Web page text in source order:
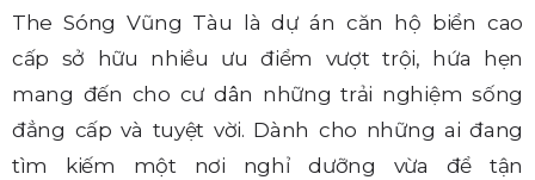
The Sóng Vũng Tàu là dự án căn hộ biển cao
cấp sở hữu nhiều ưu điểm vượt trội, hứa hẹn
mang đến cho cư dân những trải nghiệm sống
đẳng cấp và tuyệt vời. Dành cho những ai đang
tìm kiếm một nơi nghỉ dưỡng vừa để tận